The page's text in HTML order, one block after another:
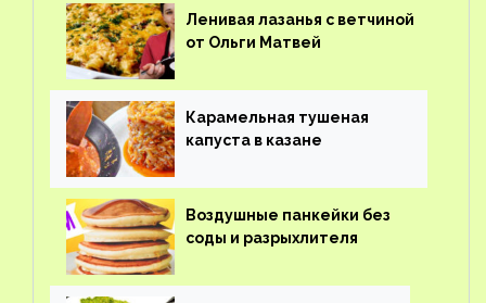
Ленивая лазанья с ветчиной
от Ольги Матвей
Карамельная тушеная
капуста в казане
Воздушные панкейки без
соды и разрыхлителя